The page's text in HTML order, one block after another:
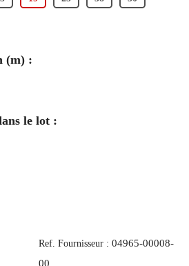
(m) :
le lot :
Ref. Fournisseur : 04965-00008-
00